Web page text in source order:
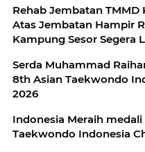
Rehab Jembatan TMMD
Atas Jembatan Hampir
Kampung Sesor Segera
Serda Muhammad
8th Asian Taekwondo
2026
Indonesia Meraih medali
Taekwondo Indonesia